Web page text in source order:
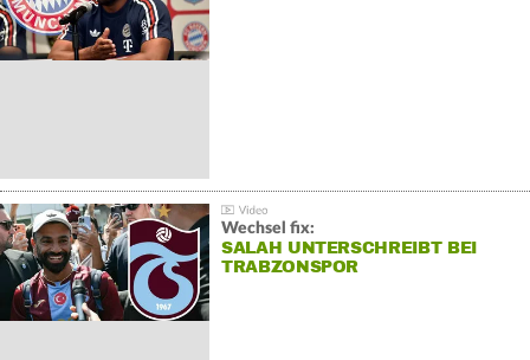
Wechsel fix:
SALAH UNTERSCHREIBT BEI
TRABZONSPOR